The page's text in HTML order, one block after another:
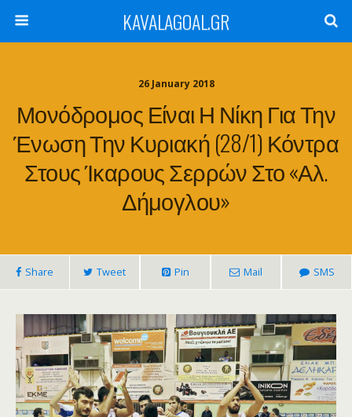
KAVALAGOAL.GR
26 January 2018
Μονόδρομος Είναι Η Νίκη Για Την
Ένωση Την Κυριακή (28/1) Κόντρα
Στους Ίκαρους Σερρών Στο «Αλ.
Δήμογλου»
Share Tweet Pin Mail SMS